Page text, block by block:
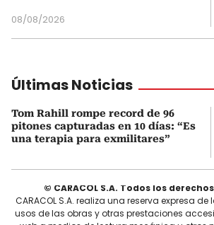
08/08/2026
Últimas Noticias
Tom Rahill rompe record de 96
pitones capturadas en 10 días: “Es
una terapia para exmilitares”
© CARACOL S.A. Todos los
CARACOL S.A. realiza una reserva expresa
usos de las obras y otras prestaciones